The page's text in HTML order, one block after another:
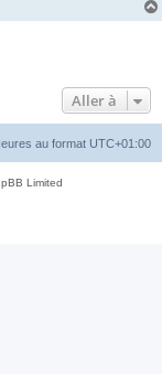
Aller à
au format UTC+01:00
Limited